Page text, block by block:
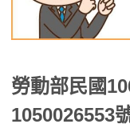
勞動部民國
1050026553